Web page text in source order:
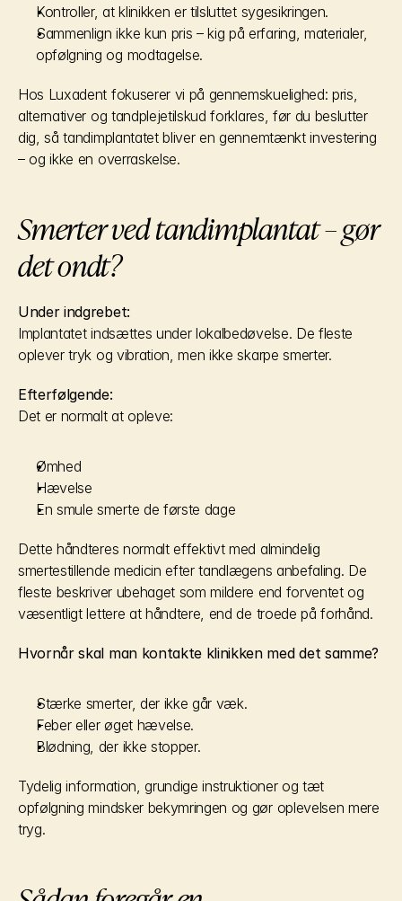
Kontroller, at klinikken er tilsluttet sygesikringen.
Sammenlign ikke kun pris – kig på erfaring, materialer,
opfølgning og modtagelse.
Hos Luxadent fokuserer vi på gennemskuelighed: pris,
alternativer og tandplejetilskud forklares, før du beslutter
dig, så tandimplantatet bliver en gennemtænkt investering
– og ikke en overraskelse.
Smerter ved tandimplantat – gør
det ondt?
Under indgrebet:
Implantatet indsættes under lokalbedøvelse. De fleste
oplever tryk og vibration, men ikke skarpe smerter.
Efterfølgende:
Det er normalt at opleve:
Ømhed
Hævelse
En smule smerte de første dage
Dette håndteres normalt effektivt med almindelig
smertestillende medicin efter tandlægens anbefaling. De
fleste beskriver ubehaget som mildere end forventet og
væsentligt lettere at håndtere, end de troede på forhånd.
Hvornår skal man kontakte klinikken med det samme?
Stærke smerter, der ikke går væk.
Feber eller øget hævelse.
Blødning, der ikke stopper.
Tydelig information, grundige instruktioner og tæt
opfølgning mindsker bekymringen og gør oplevelsen mere
tryg.